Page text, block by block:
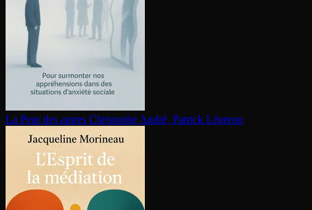
La Peur des autres Christophe André, Patrick Légeron